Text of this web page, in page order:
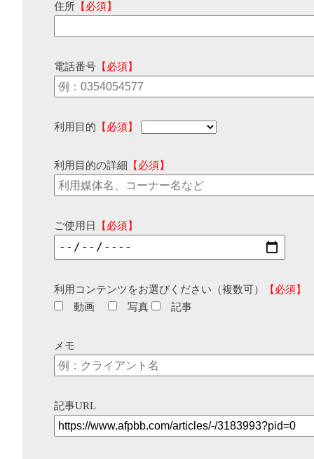
住所 【必須】
電話番号 【必須】
利用目的 【必須】
利用目的の詳細 【必須】
ご使用日 【必須】
利用コンテンツをお選びください（複数可）
【必須】
動画
写真 記事
メモ
記事URL